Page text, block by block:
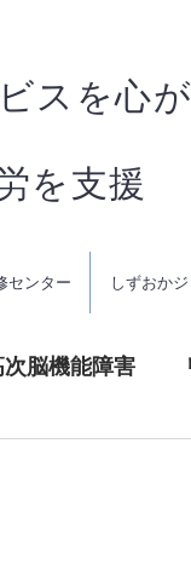
スを心
を支援
センター しずおか
脳機能障害